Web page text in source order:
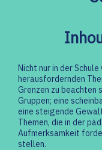
Nicht nur in der
herausfordernden
Grenzen zu beachten
Gruppen; eine
eine steigende
Themen, die in der
Aufmerksamkeit
stellen.